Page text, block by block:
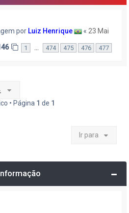
por Luiz Henrique « 23 Mai
1 474 475 476 477
• Página 1 de 1
Ir para